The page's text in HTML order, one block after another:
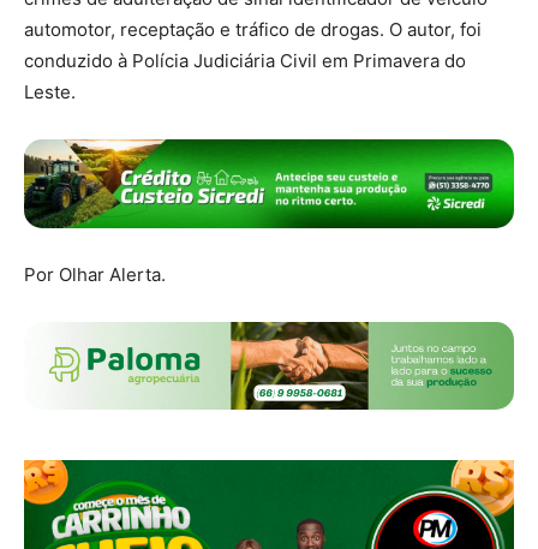
automotor, receptação e tráfico de drogas. O autor, foi
conduzido à Polícia Judiciária Civil em Primavera do
Leste.
Por Olhar Alerta.